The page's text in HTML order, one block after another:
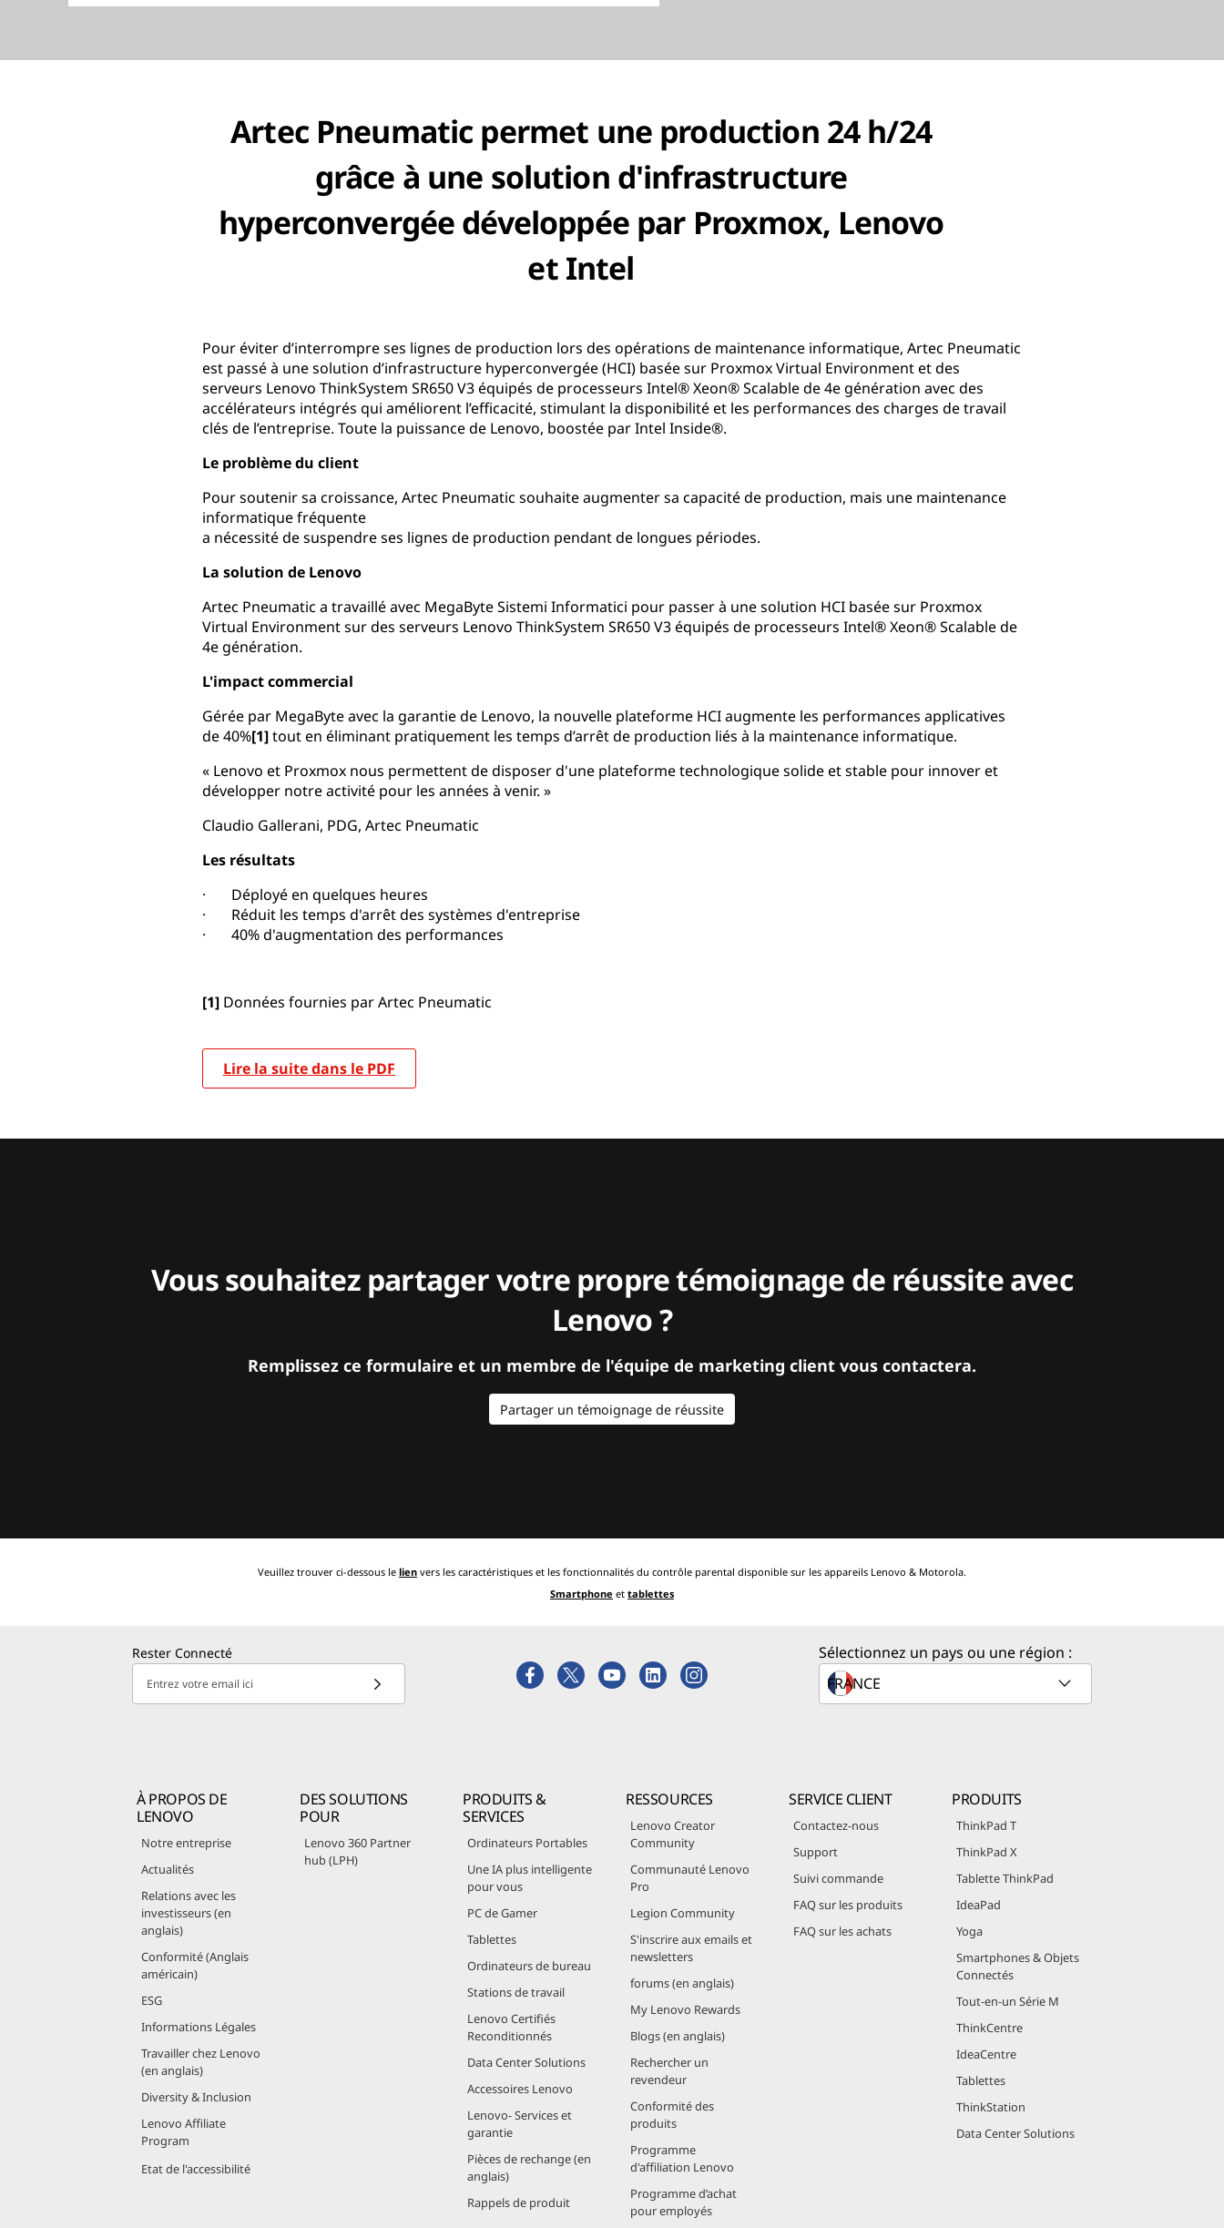
Artec Pneumatic permet une production 24 h/24
grâce à une solution d'infrastructure
hyperconvergée développée par Proxmox, Lenovo
et Intel
Pour éviter d’interrompre ses lignes de production lors des opérations de maintenance informatique, Artec Pneumatic
est passé à une solution d’infrastructure hyperconvergée (HCI) basée sur Proxmox Virtual Environment et des
serveurs Lenovo ThinkSystem SR650 V3 équipés de processeurs Intel® Xeon® Scalable de 4e génération avec des
accélérateurs intégrés qui améliorent l’efficacité, stimulant la disponibilité et les performances des charges de travail
clés de l’entreprise. Toute la puissance de Lenovo, boostée par Intel Inside®.
Le problème du client
Pour soutenir sa croissance, Artec Pneumatic souhaite augmenter sa capacité de production, mais une maintenance
informatique fréquente
a nécessité de suspendre ses lignes de production pendant de longues périodes.
La solution de Lenovo
Artec Pneumatic a travaillé avec MegaByte Sistemi Informatici pour passer à une solution HCI basée sur Proxmox
Virtual Environment sur des serveurs Lenovo ThinkSystem SR650 V3 équipés de processeurs Intel® Xeon® Scalable de
4e génération.
L'impact commercial
Gérée par MegaByte avec la garantie de Lenovo, la nouvelle plateforme HCI augmente les performances applicatives
de 40%[1]tout en éliminant pratiquement les temps d’arrêt de production liés à la maintenance informatique.
« Lenovo et Proxmox nous permettent de disposer d'une plateforme technologique solide et stable pour innover et
développer notre activité pour les années à venir. »
Claudio Gallerani, PDG, Artec Pneumatic
Les résultats
· Déployé en quelques heures
· Réduit les temps d'arrêt des systèmes d'entreprise
· 40% d'augmentation des performances
[1] Données fournies par Artec Pneumatic
Lire la suite dans le PDF
Vous souhaitez partager votre propre témoignage de réussite avec
Lenovo ?
Remplissez ce formulaire et un membre de l'équipe de marketing client vous contactera.
Partager un témoignage de réussite
Veuillez trouver ci-dessous le lien vers les caractéristiques et les fonctionnalités du contrôle parental disponible sur les appareils Lenovo & Motorola.
Smartphone et tablettes
Rester Connecté
Entrez votre email ici
Sélectionnez un pays ou une région :
À PROPOS DE
LENOVO
Notre entreprise
Actualités
Relations avec les
investisseurs (en
anglais)
Conformité (Anglais
américain)
ESG
Informations Légales
Travailler chez Lenovo
(en anglais)
Diversity & Inclusion
Lenovo Affiliate
Program
Etat de l'accessibilité
DES SOLUTIONS
POUR
Lenovo 360 Partner
hub (LPH)
PRODUITS &
SERVICES
Ordinateurs Portables
Une IA plus intelligente
pour vous
PC de Gamer
Tablettes
Ordinateurs de bureau
Stations de travail
Lenovo Certifiés
Reconditionnés
Data Center Solutions
Accessoires Lenovo
Lenovo- Services et
garantie
Pièces de rechange (en
anglais)
Rappels de produit
RESSOURCES
Lenovo Creator
Community
Communauté Lenovo
Pro
Legion Community
S'inscrire aux emails et
newsletters
forums (en anglais)
My Lenovo Rewards
Blogs (en anglais)
Rechercher un
revendeur
Conformité des
produits
Programme
d'affiliation Lenovo
Programme d’achat
pour employés
SERVICE CLIENT
Contactez-nous
Support
Suivi commande
FAQ sur les produits
FAQ sur les achats
PRODUITS
ThinkPad T
ThinkPad X
Tablette ThinkPad
IdeaPad
Yoga
Smartphones & Objets
Connectés
Tout-en-un Série M
ThinkCentre
IdeaCentre
Tablettes
ThinkStation
Data Center Solutions